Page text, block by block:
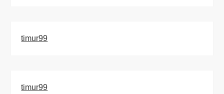
timur99
timur99